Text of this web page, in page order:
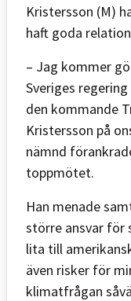
Kristersson (M)
haft goda
– Jag kommer
Sveriges
den kommande
Kristersson på
nämnd
toppmötet.
Han menade
större ansvar för
lita till
även risker för
klimatfrågan